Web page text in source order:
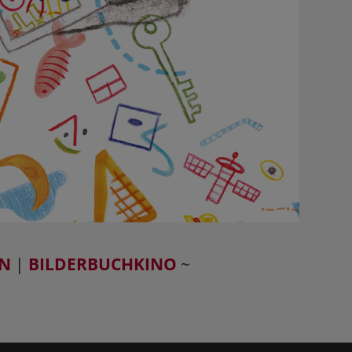
| BILDERBUCHKINO ~